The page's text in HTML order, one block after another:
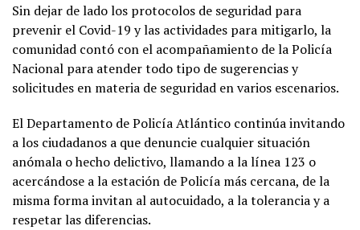
Sin dejar de lado los protocolos de seguridad para
prevenir el Covid-19 y las actividades para mitigarlo, la
comunidad contó con el acompañamiento de la Policía
Nacional para atender todo tipo de sugerencias y
solicitudes en materia de seguridad en varios escenarios.
El Departamento de Policía Atlántico continúa invitando
a los ciudadanos a que denuncie cualquier situación
anómala o hecho delictivo, llamando a la línea 123 o
acercándose a la estación de Policía más cercana, de la
misma forma invitan al autocuidado, a la tolerancia y a
respetar las diferencias.